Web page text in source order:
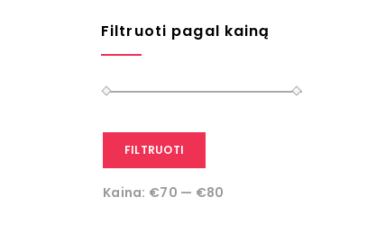
Filtruoti pagal kainą
FILTRUOTI
Kaina: €70 — €80